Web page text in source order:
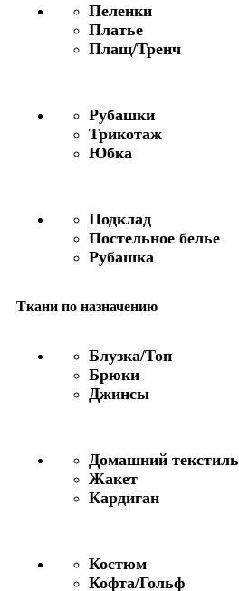
Пеленки
Платье
Плащ/Тренч
Рубашки
Трикотаж
Юбка
Подклад
Постельное белье
Рубашка
Ткани по назначению
Блузка/Топ
Брюки
Джинсы
Домашний текстиль
Жакет
Кардиган
Костюм
Кофта/Гольф